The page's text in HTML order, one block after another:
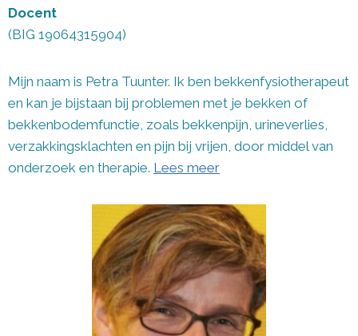
Docent
(BIG 19064315904)
Mijn naam is Petra Tuunter. Ik ben bekkenfysiotherapeut
en kan je bijstaan bij problemen met je bekken of
bekkenbodemfunctie, zoals bekkenpijn, urineverlies,
verzakkingsklachten en pijn bij vrijen, door middel van
onderzoek en therapie. Lees meer